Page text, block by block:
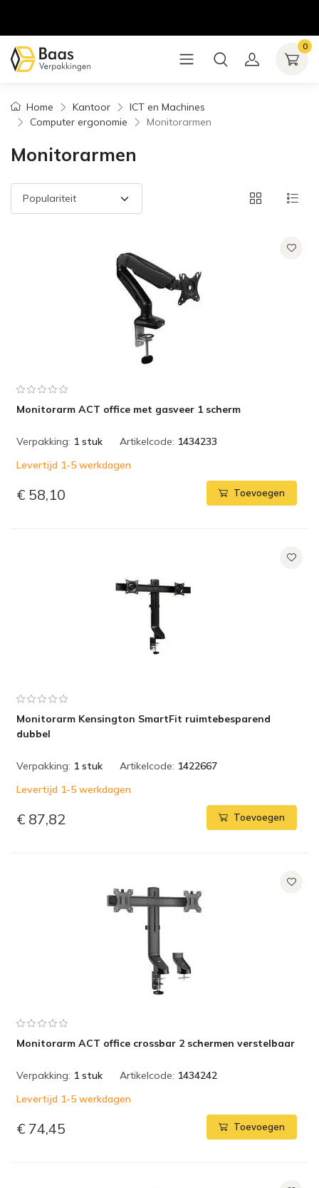
0
Home Kantoor
ICT en Machines
Computer ergonomie
Monitorarmen
Monitorarmen
Monitorarm ACT office met gasveer 1 scherm
Verpakking: 1 stuk Artikelcode: 1434233
Levertijd 1-5 werkdagen
€ 58,10 Toevoegen
Monitorarm Kensington SmartFit ruimtebesparend
dubbel
Verpakking: 1 stuk Artikelcode: 1422667
Levertijd 1-5 werkdagen
€ 87,82 Toevoegen
Monitorarm ACT office crossbar 2 schermen verstelbaar
Verpakking: 1 stuk Artikelcode: 1434242
Levertijd 1-5 werkdagen
€ 74,45 Toevoegen